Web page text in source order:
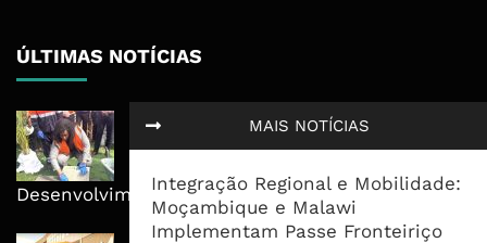
MAIS NOTÍCIAS
Integração Regional e Mobilidade:
Moçambique e Malawi
Implementam Passe Fronteiriço
ÚLTIMAS NOTÍCIAS
MPDC Investe 67 Milhões de
Meticais em Pessene e Reitera
Educação no Centro do
Desenvolvimento